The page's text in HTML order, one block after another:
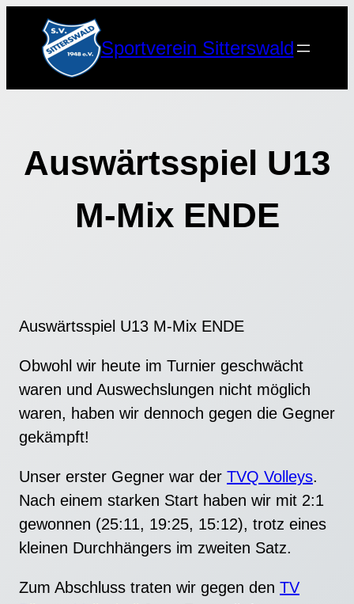
springen
Sportverein Sitterswald
Auswärtsspiel U13
M-Mix ENDE
Auswärtsspiel U13 M-Mix ENDE
Obwohl wir heute im Turnier geschwächt
waren und Auswechslungen nicht möglich
waren, haben wir dennoch gegen die Gegner
gekämpft!
Unser erster Gegner war der TVQ Volleys.
Nach einem starken Start haben wir mit 2:1
gewonnen (25:11, 19:25, 15:12), trotz eines
kleinen Durchhängers im zweiten Satz.
Zum Abschluss traten wir gegen den TV